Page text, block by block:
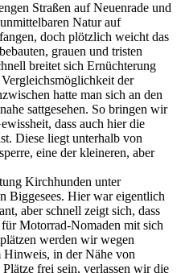
Straßen auf Neuenrade und
Natur auf
doch plötzlich weicht das
grauen und tristen
breitet sich Ernüchterung
der
hatte man sich an den
sattgesehen. So bringen wir
dass auch hier die
Diese liegt unterhalb von
eine der kleineren, aber
Kirchhunden unter
Biggesees. Hier war eigentlich
aber schnell zeigt sich, dass
Motorrad-Nomaden mit sich
werden wir wegen
in der Nähe von
frei sein, verlassen wir die